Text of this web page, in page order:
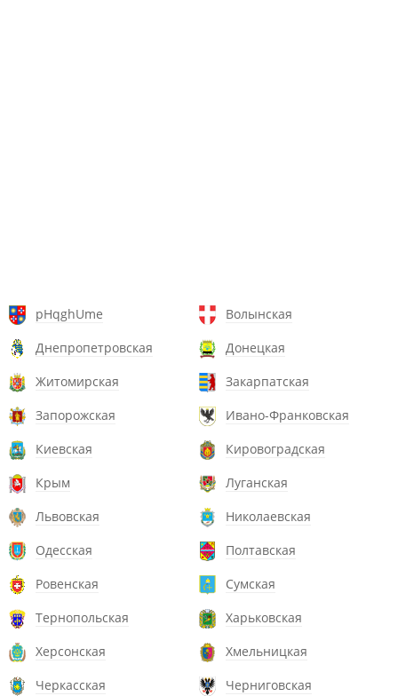
pHqghUme
Волынская
Днепропетровская
Донецкая
Житомирская
Закарпатская
Запорожская
Ивано-Франковская
Киевская
Кировоградская
Крым
Луганская
Львовская
Николаевская
Одесская
Полтавская
Ровенская
Сумская
Тернопольская
Харьковская
Херсонская
Хмельницкая
Черкасская
Черниговская